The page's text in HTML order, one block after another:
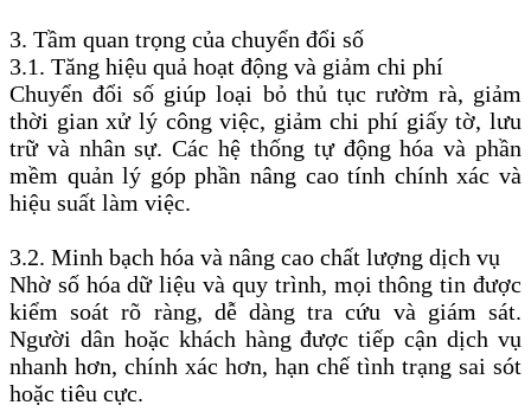
3. Tầm quan trọng của chuyển đổi số
3.1. Tăng hiệu quả hoạt động và giảm chi phí
Chuyển đổi số giúp loại bỏ thủ tục rườm rà, giảm
thời gian xử lý công việc, giảm chi phí giấy tờ, lưu
trữ và nhân sự. Các hệ thống tự động hóa và phần
mềm quản lý góp phần nâng cao tính chính xác và
hiệu suất làm việc.
3.2. Minh bạch hóa và nâng cao chất lượng dịch vụ
Nhờ số hóa dữ liệu và quy trình, mọi thông tin được
kiểm soát rõ ràng, dễ dàng tra cứu và giám sát.
Người dân hoặc khách hàng được tiếp cận dịch vụ
nhanh hơn, chính xác hơn, hạn chế tình trạng sai sót
hoặc tiêu cực.